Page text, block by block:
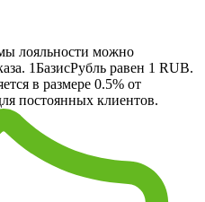
лояльности можно
1БазисРубль равен 1 RUB.
в размере 0.5% от
постоянных клиентов.